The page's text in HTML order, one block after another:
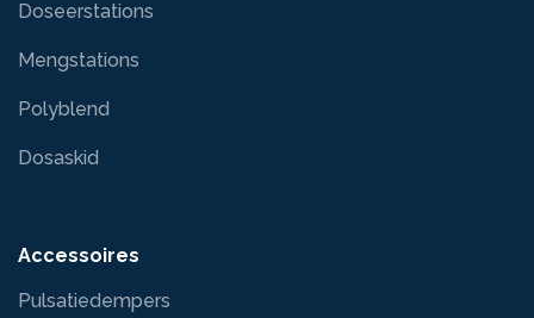
Doseerstations
Mengstations
Polyblend
Dosaskid
Accessoires
Pulsatiedempers